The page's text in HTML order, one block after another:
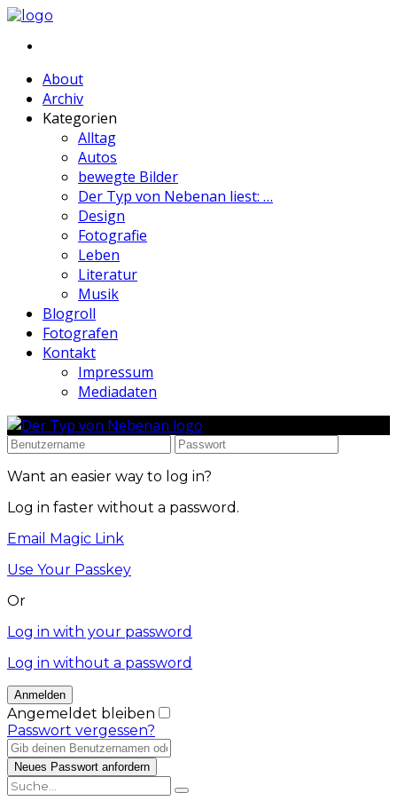
About
Archiv
Kategorien
Alltag
Autos
bewegte Bilder
Der Typ von Nebenan liest: …
Design
Fotografie
Leben
Literatur
Musik
Blogroll
Fotografen
Kontakt
Impressum
Mediadaten
Want an easier way to log in?
Log in faster without a password.
Email Magic Link
Use Your Passkey
Or
Log in with your password
Log in without a password
Angemeldet bleiben
Passwort vergessen?